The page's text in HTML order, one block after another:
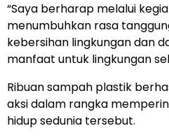
“Saya berharap melalui
menumbuhkan rasa
kebersihan lingkungan dan
manfaat untuk lingkungan
Ribuan sampah plastik
aksi dalam rangka
hidup sedunia tersebut.